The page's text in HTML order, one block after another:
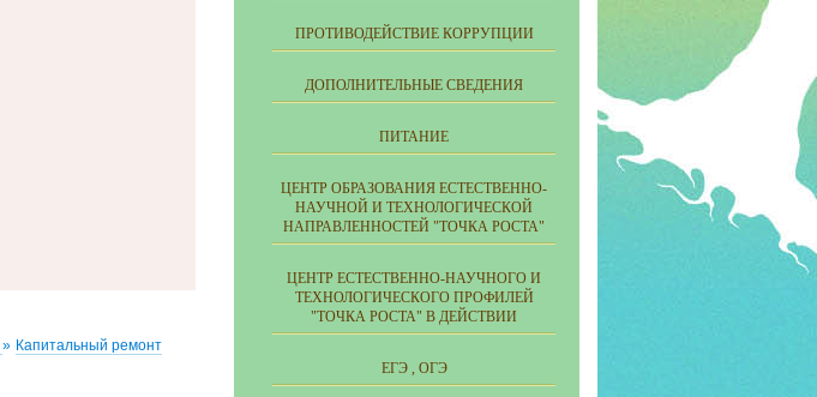
» Капитальный ремонт
ПРОТИВОДЕЙСТВИЕ КОРРУПЦИИ
ДОПОЛНИТЕЛЬНЫЕ СВЕДЕНИЯ
ПИТАНИЕ
ЦЕНТР ОБРАЗОВАНИЯ ЕСТЕСТВЕННО-
НАУЧНОЙ И ТЕХНОЛОГИЧЕСКОЙ
НАПРАВЛЕННОСТЕЙ "ТОЧКА РОСТА"
ЦЕНТР ЕСТЕСТВЕННО-НАУЧНОГО И
ТЕХНОЛОГИЧЕСКОГО ПРОФИЛЕЙ
"ТОЧКА РОСТА" В ДЕЙСТВИИ
ЕГЭ , ОГЭ